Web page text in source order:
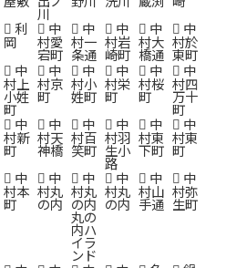
川
利
岡
中
村愛
宕町
中
村一
条通
中
村岩
崎町
中
村大
橋通
中
村於
東町
中
村上
小姓
町
中
村京
町
中
村小
姓町
中
村栄
町
中
村桜
町
中
村四
万十
町
中
村新
町
中
村天
神橋
中
村百
笑町
中
村羽
生小
路
中
村東
下町
中
村東
町
中
村本
町
中
村丸
の内
中
村丸
の内
丸の
内ハ
イラ
ンド
中
村丸
の内
中
村山
手通
中
村弥
生町